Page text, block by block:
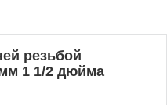
резьбой
1 1/2 дюйма